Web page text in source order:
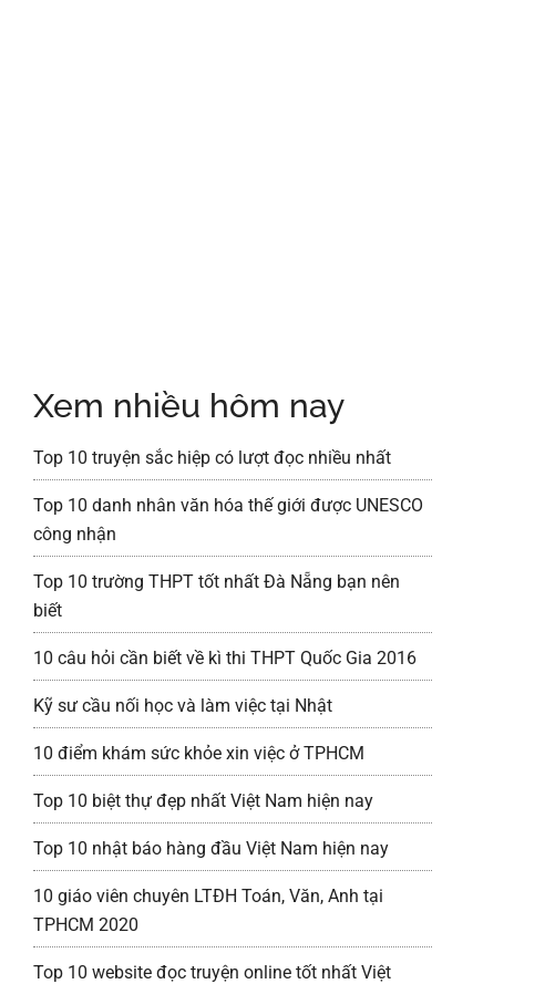
Xem nhiều hôm nay
Top 10 truyện sắc hiệp có lượt đọc nhiều nhất
Top 10 danh nhân văn hóa thế giới được UNESCO
công nhận
Top 10 trường THPT tốt nhất Đà Nẵng bạn nên
biết
10 câu hỏi cần biết về kì thi THPT Quốc Gia 2016
Kỹ sư cầu nối học và làm việc tại Nhật
10 điểm khám sức khỏe xin việc ở TPHCM
Top 10 biệt thự đẹp nhất Việt Nam hiện nay
Top 10 nhật báo hàng đầu Việt Nam hiện nay
10 giáo viên chuyên LTĐH Toán, Văn, Anh tại
TPHCM 2020
Top 10 website đọc truyện online tốt nhất Việt